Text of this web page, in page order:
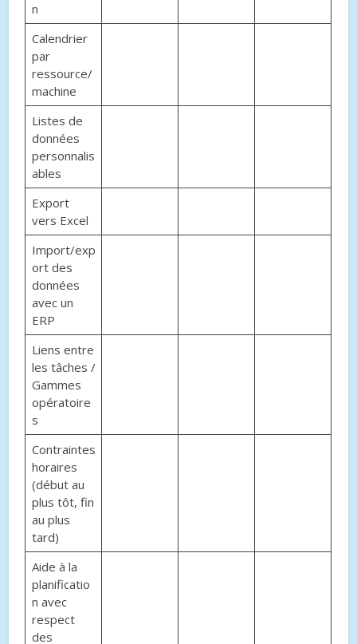
n
Calendrier
par
ressource/
machine
Listes de
données
personnalis
ables
Export
vers Excel
Import/exp
ort des
données
avec un
ERP
Liens entre
les tâches /
Gammes
opératoire
s
Contraintes
horaires
(début au
plus tôt, fin
au plus
tard)
Aide à la
planificatio
n avec
respect
des